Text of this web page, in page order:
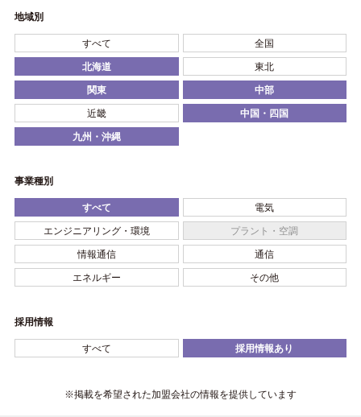
地域別
すべて 全国
北海道 東北
関東 中部
近畿 中国・四国
九州・沖縄
事業種別
すべて 電気
エンジニアリング・環境 プラント・空調
情報通信 通信
エネルギー その他
採用情報
すべて 採用情報あり
※掲載を希望された加盟会社の情報を提供しています